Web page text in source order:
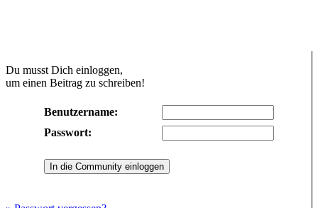
Du musst Dich einloggen,
um einen Beitrag zu schreiben!
Benutzername:
Passwort: